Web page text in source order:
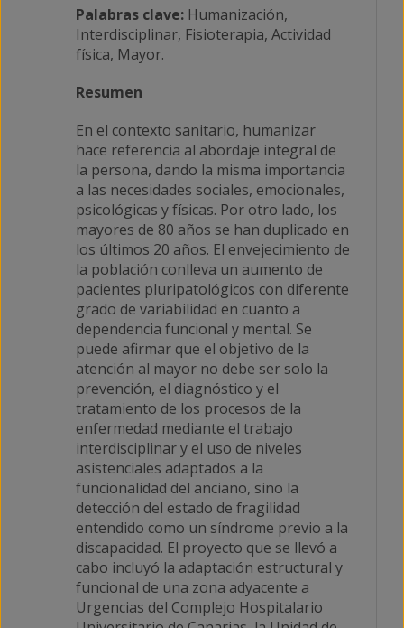
Palabras clave: Humanización,
Interdisciplinar, Fisioterapia, Actividad
física, Mayor.
Resumen
En el contexto sanitario, humanizar
hace referencia al abordaje integral de
la persona, dando la misma importancia
a las necesidades sociales, emocionales,
psicológicas y físicas. Por otro lado, los
mayores de 80 años se han duplicado en
los últimos 20 años. El envejecimiento de
la población conlleva un aumento de
pacientes pluripatológicos con diferente
grado de variabilidad en cuanto a
dependencia funcional y mental. Se
puede afirmar que el objetivo de la
atención al mayor no debe ser solo la
prevención, el diagnóstico y el
tratamiento de los procesos de la
enfermedad mediante el trabajo
interdisciplinar y el uso de niveles
asistenciales adaptados a la
funcionalidad del anciano, sino la
detección del estado de fragilidad
entendido como un síndrome previo a la
discapacidad. El proyecto que se llevó a
cabo incluyó la adaptación estructural y
funcional de una zona adyacente a
Urgencias del Complejo Hospitalario